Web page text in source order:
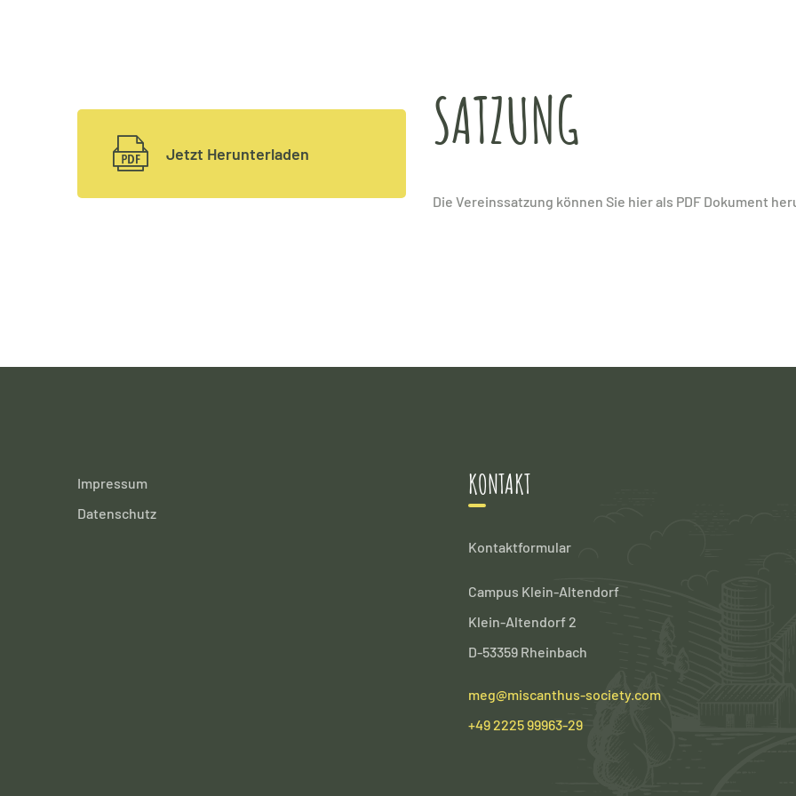
Jetzt Herunterladen SATZUNG
Die Vereinssatzung können Sie hier als PDF Dokument
Impressum
Datenschutz
KONTAKT
Kontaktformular
Campus Klein-Altendorf
Klein-Altendorf 2
D-53359 Rheinbach
meg@miscanthus-society.com
+49 2225 99963-29